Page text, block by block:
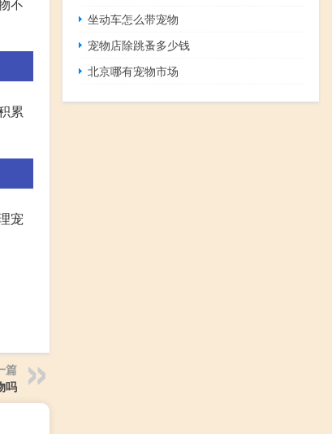
累
宠
篇
吗
坐动车怎么带宠物
宠物店除跳蚤多少钱
北京哪有宠物市场